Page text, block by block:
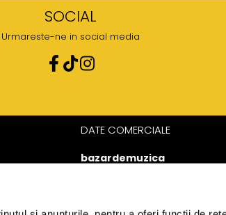
SOCIAL
Urmareste-ne in social media
DATE COMERCIALE
bazardemuzica
Strada Doctor Louis